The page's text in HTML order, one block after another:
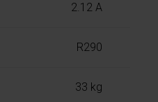
2.12 A
R290
33 kg